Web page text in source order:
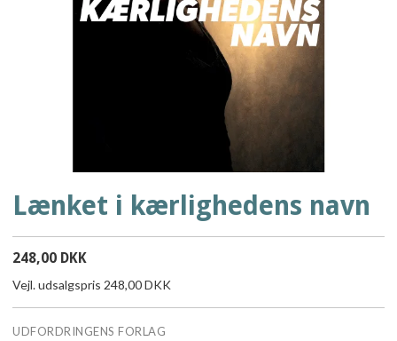
Lænket i kærlighedens navn
248,00 DKK
Vejl. udsalgspris 248,00 DKK
UDFORDRINGENS FORLAG